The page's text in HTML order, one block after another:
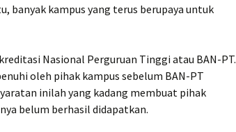
banyak kampus yang terus berupaya untuk
Nasional Perguruan Tinggi atau BAN-PT.
oleh pihak kampus sebelum BAN-PT
inilah yang kadang membuat pihak
belum berhasil didapatkan.